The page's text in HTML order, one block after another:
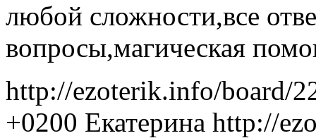
любой сложности,все
вопросы,магическая
http://ezoterik.info/board/
+0200 Екатерина http://